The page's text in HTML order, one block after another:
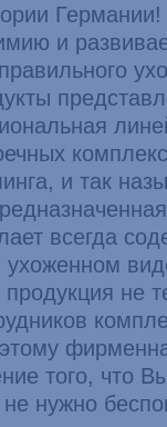
Германии!
и
и так
всегда
ухоженном
не
того, что
нужно